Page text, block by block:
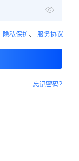
隐私保护、 服务协议
忘记密码?